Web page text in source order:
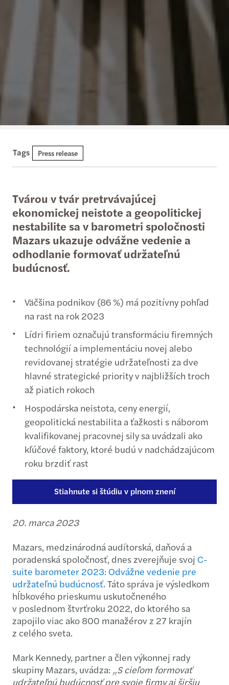
Tags Press release
Tvárou v tvár pretrvávajúcej
ekonomickej neistote a geopolitickej
nestabilite sa v barometri spoločnosti
Mazars ukazuje odvážne vedenie a
odhodlanie formovať udržateľnú
budúcnosť.
Väčšina podnikov (86 %) má pozitívny pohľad
na rast na rok 2023
Lídri firiem označujú transformáciu firemných
technológií a implementáciu novej alebo
revidovanej stratégie udržateľnosti za dve
hlavné strategické priority v najbližších troch
až piatich rokoch
Hospodárska neistota, ceny energií,
geopolitická nestabilita a ťažkosti s náborom
kvalifikovanej pracovnej sily sa uvádzali ako
kľúčové faktory, ktoré budú v nadchádzajúcom
roku brzdiť rast
Stiahnute si štúdiu v plnom znení
20. marca 2023
Mazars, medzinárodná audítorská, daňová a
poradenská spoločnosť, dnes zverejňuje svoj C-
suite barometer 2023: Odvážne vedenie pre
udržateľnú budúcnosť. Táto správa je výsledkom
hĺbkového prieskumu uskutočneného
v poslednom štvrťroku 2022, do ktorého sa
zapojilo viac ako 800 manažérov z 27 krajín
z celého sveta.
Mark Kennedy, partner a člen výkonnej rady
skupiny Mazars, uvádza: „S cieľom formovať
udržateľnú budúcnosť pre svoje firmy aj širšiu